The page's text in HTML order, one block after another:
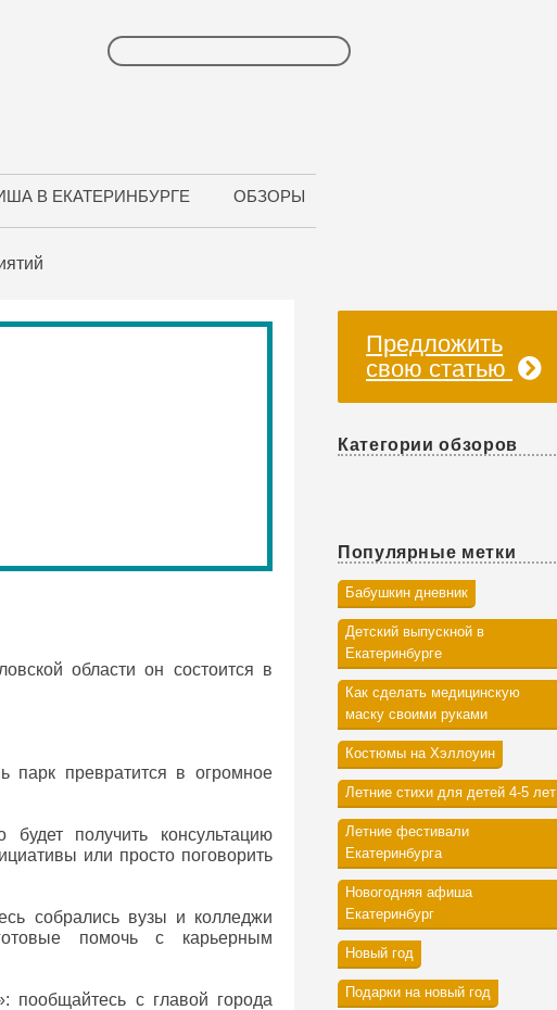
В ЕКАТЕРИНБУРГЕ ОБЗОРЫ
области он состоится в
парк превратится в огромное
получить консультацию
или просто поговорить
собрались вузы и колледжи
помочь с карьерным
пообщайтесь с главой города
Предложить
свою статью
Категории обзоров
Популярные метки
Бабушкин дневник
Детский выпускной в
Екатеринбурге
Как сделать медицинскую
маску своими руками
Костюмы на Хэллоуин
Летние стихи для детей 4-5 лет
Летние фестивали
Екатеринбурга
Новогодняя афиша
Екатеринбург
Новый год
Подарки на новый год